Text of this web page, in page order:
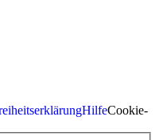
HilfeCookie-